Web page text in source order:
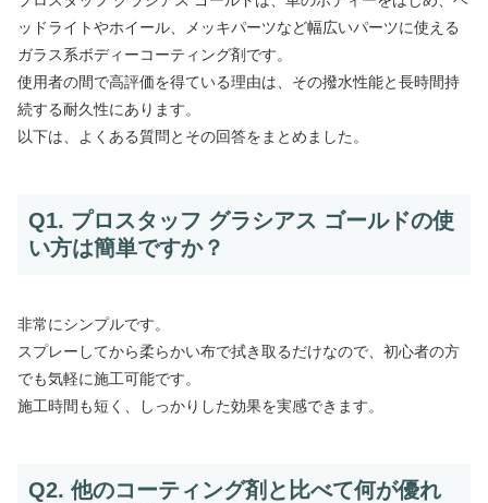
ッドライトやホイール、メッキパーツなど幅広いパーツに使える
ガラス系ボディーコーティング剤です。
使用者の間で高評価を得ている理由は、その撥水性能と長時間持
続する耐久性にあります。
以下は、よくある質問とその回答をまとめました。
Q1. プロスタッフ グラシアス ゴールドの使
い方は簡単ですか？
非常にシンプルです。
スプレーしてから柔らかい布で拭き取るだけなので、初心者の方
でも気軽に施工可能です。
施工時間も短く、しっかりした効果を実感できます。
Q2. 他のコーティング剤と比べて何が優れ